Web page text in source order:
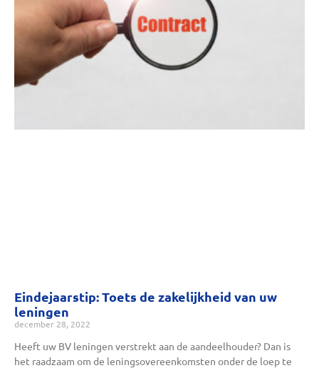
Eindejaarstip: Toets de zakelijkheid van uw
leningen
december 28, 2022
Heeft uw BV leningen verstrekt aan de aandeelhouder? Dan is
het raadzaam om de leningsovereenkomsten onder de loep te